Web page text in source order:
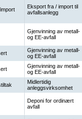
Eksport fra / import til
avfallsanlegg
Gjenvinning av metall-
og EE-avfall
Gjenvinning av metall-
og EE-avfall
Gjenvinning av metall-
og EE-avfall
Midlertidig
anleggsvirksomhet
Deponi for ordinært
avfall